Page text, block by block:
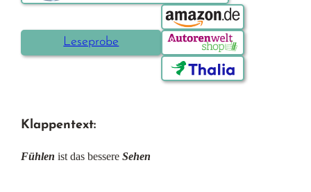
Leseprobe
Bestellen über:
Klappentext:
Fühlen ist das bessereSehen